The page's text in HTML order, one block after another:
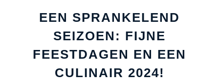
EEN SPRANKELEND
SEIZOEN: FIJNE
FEESTDAGEN EN EEN
CULINAIR 2024!